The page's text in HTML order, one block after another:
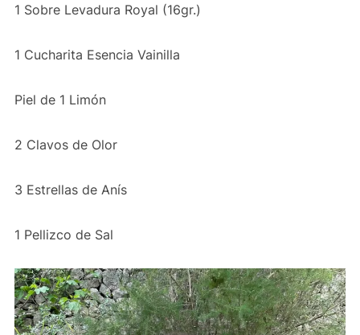
1 Sobre Levadura Royal (16gr.)
1 Cucharita Esencia Vainilla
Piel de 1 Limón
2 Clavos de Olor
3 Estrellas de Anís
1 Pellizco de Sal